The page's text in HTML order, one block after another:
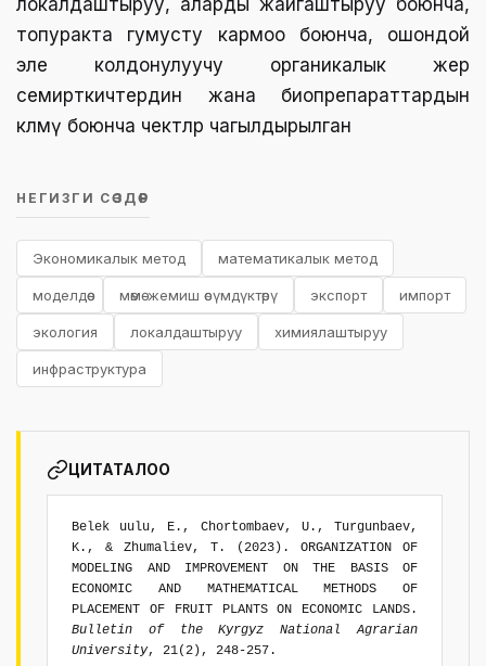
локалдаштыруу, аларды жайгаштыруу боюнча,
топуракта гумусту кармоо боюнча, ошондой
эле колдонулуучу органикалык жер
семирткичтердин жана биопрепараттардын
көлөмү боюнча чектөөлөр чагылдырылган
НЕГИЗГИ СӨЗДӨР
Экономикалык метод математикалык метод
моделдөө мөмө-жемиш өсүмдүктөрү экспорт импорт
экология локалдаштыруу химиялаштыруу
инфраструктура
ЦИТАТАЛОО
Belek uulu, E., Chortombaev, U., Turgunbaev,
K., & Zhumaliev, T. (2023). ORGANIZATION OF
MODELING AND IMPROVEMENT ON THE BASIS OF
ECONOMIC AND MATHEMATICAL METHODS OF
PLACEMENT OF FRUIT PLANTS ON ECONOMIC LANDS.
Bulletin of the Kyrgyz National Agrarian
University, 21(2), 248-257.